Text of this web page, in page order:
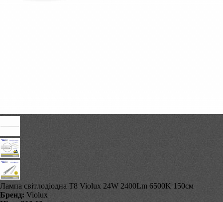
Лампа світлодіодна T8 Violux 24W 2400Lm 6500K 150см
Бренд: Violux